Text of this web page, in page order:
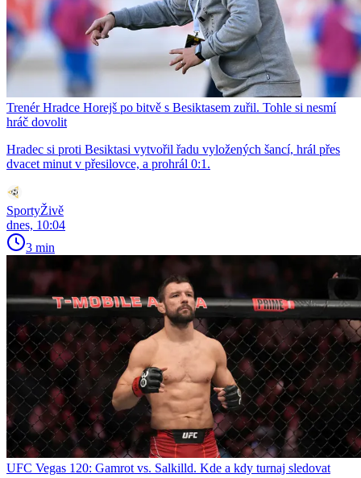
Trenér Hradce Horejš po bitvě s Besiktasem zuřil. Tohle si nesmí
hráč dovolit
Hradec si proti Besiktasi vytvořil řadu vyložených šancí, hrál přes
dvacet minut v přesilovce, a prohrál 0:1.
SportyŽivě
dnes, 10:04
3 min
UFC Vegas 120: Gamrot vs. Salkilld. Kde a kdy turnaj sledovat